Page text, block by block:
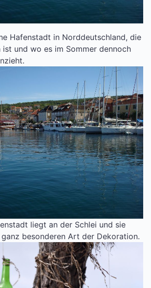
Hafenstadt in Norddeutschland, die
ist und wo es im Sommer dennoch
liegt an der Schlei und sie
besonderen Art der Dekoration.